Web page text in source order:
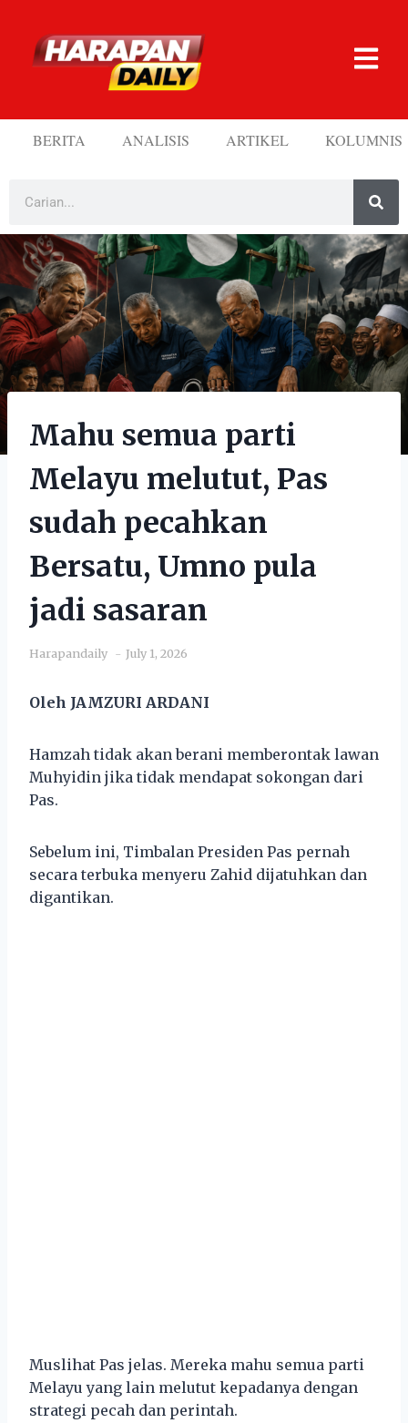
BERITA ANALISIS ARTIKEL KOLUMNIS
Mahu semua parti
Melayu melutut, Pas
sudah pecahkan
Bersatu, Umno pula
jadi sasaran
Harapandaily July 1, 2026
Oleh JAMZURI ARDANI
Hamzah tidak akan berani memberontak lawan
Muhyidin jika tidak mendapat sokongan dari
Pas.
Sebelum ini, Timbalan Presiden Pas pernah
secara terbuka menyeru Zahid dijatuhkan dan
digantikan.
Muslihat Pas jelas. Mereka mahu semua parti
Melayu yang lain melutut kepadanya dengan
strategi pecah dan perintah.